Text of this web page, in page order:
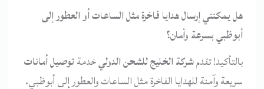
هل يمكنني إرسال هدايا فاخرة مثل الساعات أو العطور إلى
أبوظبي بسرعة وأمان؟
بالتأكيد! تقدمشركة الخليج للشحن الدوليخدمةتوصيل أمانات
سريعة وآمنة للهدايا الفاخرة مثل الساعات والعطور إلى أبوظبي.